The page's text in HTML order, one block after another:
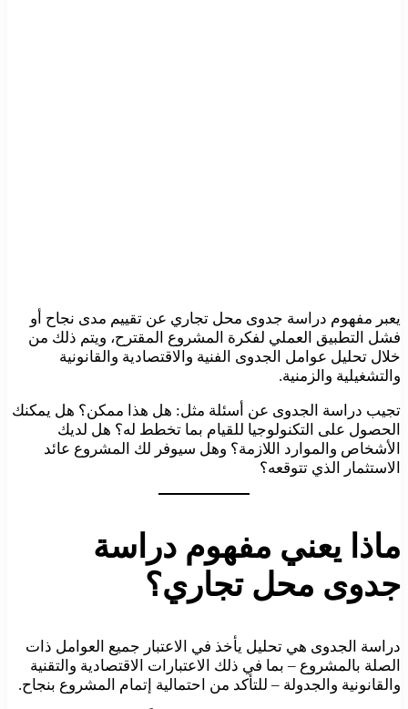
يعبر مفهوم دراسة جدوى محل تجاري عن تقييم مدى نجاح أو
فشل التطبيق العملي لفكرة المشروع المقترح، ويتم ذلك من
خلال تحليل عوامل الجدوى الفنية والاقتصادية والقانونية
والتشغيلية والزمنية.
تجيب دراسة الجدوى عن أسئلة مثل: هل هذا ممكن؟ هل يمكنك
الحصول على التكنولوجيا للقيام بما تخطط له؟ هل لديك
الأشخاص والموارد اللازمة؟ وهل سيوفر لك المشروع عائد
الاستثمار الذي تتوقعه؟
ماذا يعني مفهوم دراسة
جدوى محل تجاري؟
دراسة الجدوى هي تحليل يأخذ في الاعتبار جميع العوامل ذات
الصلة بالمشروع – بما في ذلك الاعتبارات الاقتصادية والتقنية
والقانونية والجدولة – للتأكد من احتمالية إتمام المشروع بنجاح.